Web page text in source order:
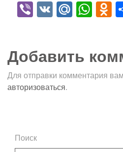
Viber
VK
Добавить
Для отправки комментария
авторизоваться.
Поиск